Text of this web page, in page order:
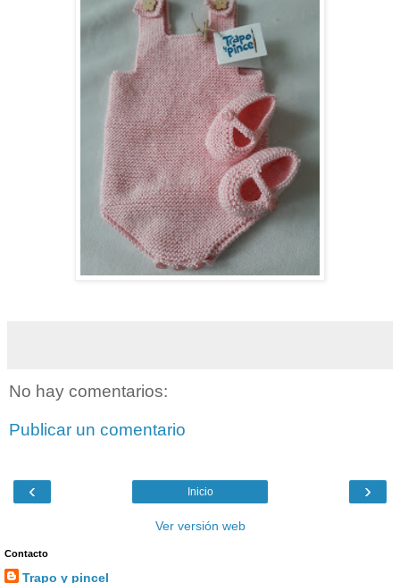
No hay comentarios:
Publicar un comentario
‹ ›
Inicio
Ver versión web
Contacto
Trapo y pincel